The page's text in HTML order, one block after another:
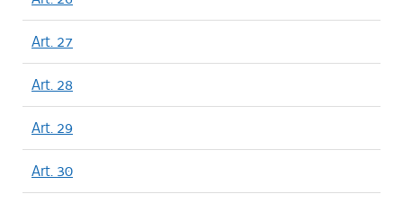
Art. 27
Art. 28
Art. 29
Art. 30